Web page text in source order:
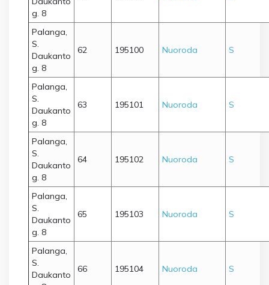
g. 8
Palanga,
S.
Daukanto
g. 8
62 195100 Nuoroda S
Palanga,
S.
Daukanto
g. 8
63 195101 Nuoroda S
Palanga,
S.
Daukanto
g. 8
64 195102 Nuoroda S
Palanga,
S.
Daukanto
g. 8
65 195103 Nuoroda S
Palanga,
S.
Daukanto
66 195104 Nuoroda S